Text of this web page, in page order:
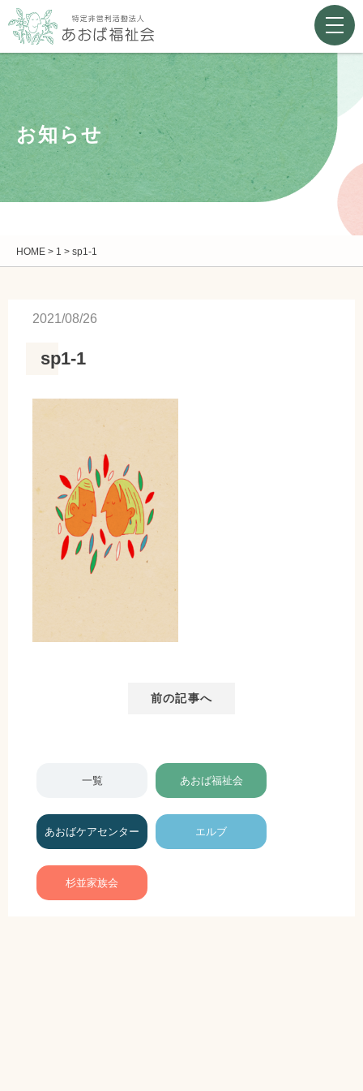
お知らせ
HOME > 1 > sp1-1
2021/08/26
sp1-1
前の記事へ
一覧 あおば福祉会
あおばケアセンター エルブ
杉並家族会